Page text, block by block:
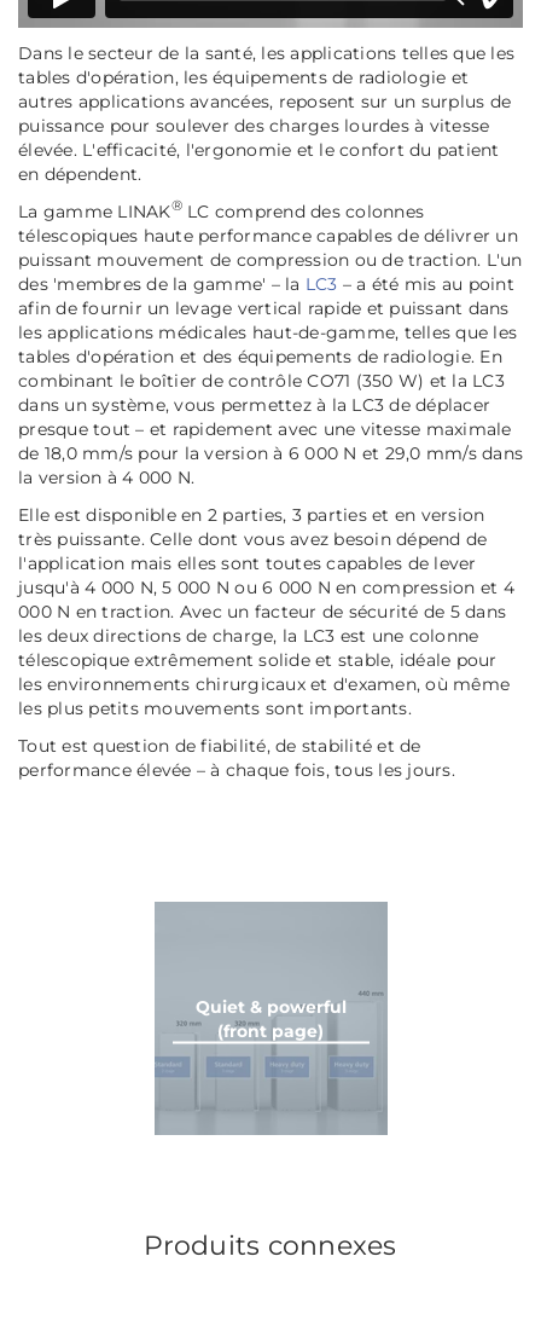
Dans le secteur de la santé, les applications telles que les
tables d'opération, les équipements de radiologie et
autres applications avancées, reposent sur un surplus de
puissance pour soulever des charges lourdes à vitesse
élevée. L'efficacité, l'ergonomie et le confort du patient
en dépendent.
La gamme LINAK®LC comprend des colonnes
télescopiques haute performance capables de délivrer un
puissant mouvement de compression ou de traction. L'un
des 'membres de la gamme' – la LC3 – a été mis au point
afin de fournir un levage vertical rapide et puissant dans
les applications médicales haut-de-gamme, telles que les
tables d'opération et des équipements de radiologie. En
combinant le boîtier de contrôle CO71 (350 W) et la LC3
dans un système, vous permettez à la LC3 de déplacer
presque tout – et rapidement avec une vitesse maximale
de 18,0 mm/s pour la version à 6 000 N et 29,0 mm/s dans
la version à 4 000 N.
Elle est disponible en 2 parties, 3 parties et en version
très puissante. Celle dont vous avez besoin dépend de
l'application mais elles sont toutes capables de lever
jusqu'à 4 000 N, 5 000 N ou 6 000 N en compression et 4
000 N en traction. Avec un facteur de sécurité de 5 dans
les deux directions de charge, la LC3 est une colonne
télescopique extrêmement solide et stable, idéale pour
les environnements chirurgicaux et d'examen, où même
les plus petits mouvements sont importants.
Tout est question de fiabilité, de stabilité et de
performance élevée – à chaque fois, tous les jours.
Quiet & powerful
(front page)
Produits connexes